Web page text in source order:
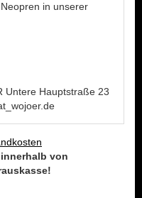
in unserer
Untere Hauptstraße 23
von